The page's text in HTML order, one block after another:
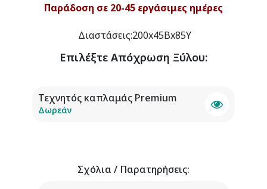
Παράδοση σε 20-45 εργάσιμες ημέρες
Διαστάσεις:200x45Bx85Y
Επιλέξτε Απόχρωση Ξύλου:
Τεχνητός καπλαμάς Premium
Δωρεάν
Σχόλια / Παρατηρήσεις: